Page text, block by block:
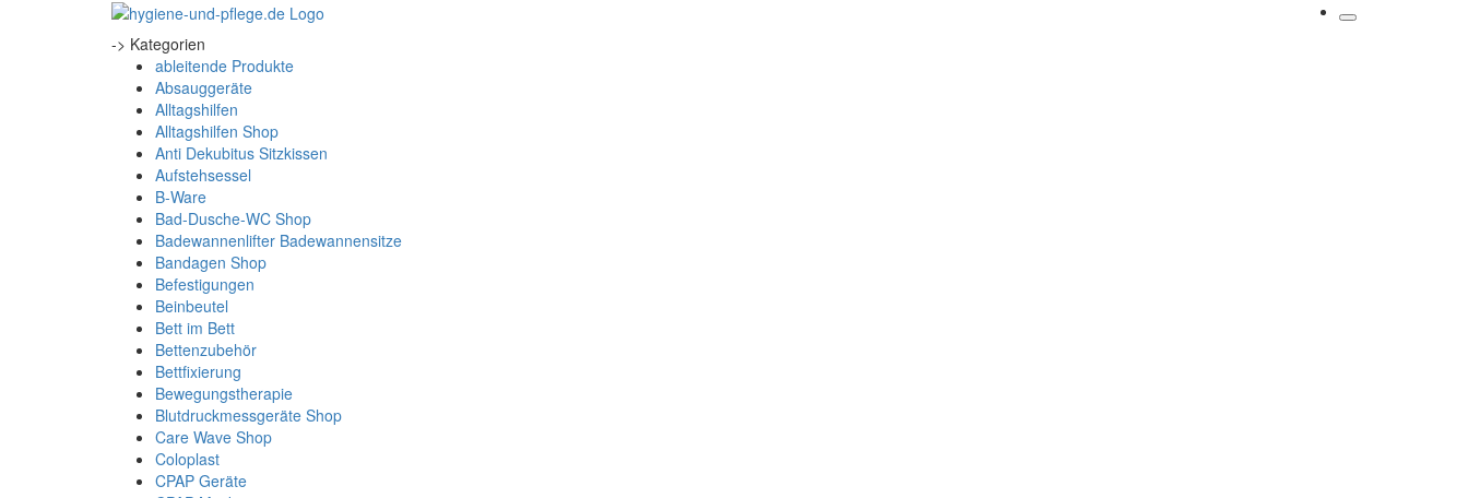
-> Kategorien
ableitende Produkte
Absauggeräte
Alltagshilfen
Alltagshilfen Shop
Anti Dekubitus Sitzkissen
Aufstehsessel
B-Ware
Bad-Dusche-WC Shop
Badewannenlifter Badewannensitze
Bandagen Shop
Befestigungen
Beinbeutel
Bett im Bett
Bettenzubehör
Bettfixierung
Bewegungstherapie
Blutdruckmessgeräte Shop
Care Wave Shop
Coloplast
CPAP Geräte